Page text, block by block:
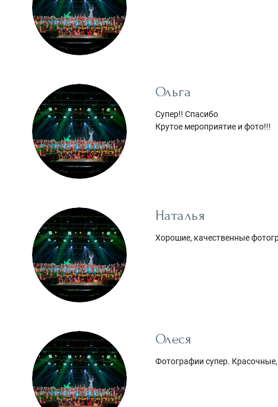
Ольга
Супер!! Спасибо
Крутое мероприятие и фото!!!
Наталья
Хорошие, качественные
Олеся
Фотографии супер.